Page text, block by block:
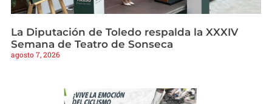
La Diputación de Toledo respalda la XXXIV
Semana de Teatro de Sonseca
agosto 7, 2026